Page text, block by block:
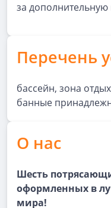
за дополнительную
Перечень
бассейн, зона
банные
О нас
Шесть
оформленных в
мира!